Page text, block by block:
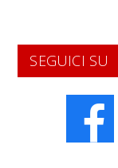
SEGUICI SU